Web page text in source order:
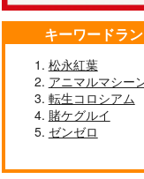
関
2,178円（税込）
オリジナル
サンプル
カート
Night Bloom
葉月ゆら
2,672 円（税込）
サンプル
作品詳細
キーワードラ
松永紅葉
アニマルマシー
転生コロシアム
賭ケグルイ
ゼンゼロ